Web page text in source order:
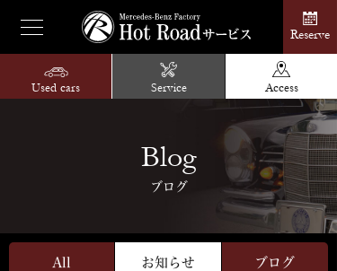
Reserve
Used cars Service Access
Blog
ブログ
All お知らせ ブログ